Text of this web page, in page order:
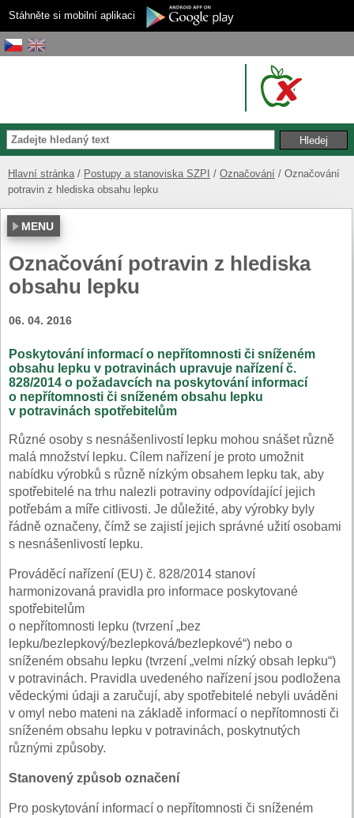
Stáhněte si mobilní aplikaci
Hlavní stránka Postupy a stanoviska SZPI Označování
Označování
potravin z hlediska obsahu lepku
MENU
Označování potravin z hlediska
obsahu lepku
06. 04. 2016
Poskytování informací o nepřítomnosti či sníženém
obsahu lepku v potravinách upravuje nařízení č.
828/2014 o požadavcích na poskytování informací
o nepřítomnosti či sníženém obsahu lepku
v potravinách spotřebitelům
Různé osoby s nesnášenlivostí lepku mohou snášet různě
malá množství lepku. Cílem nařízení je proto umožnit
nabídku výrobků s různě nízkým obsahem lepku tak, aby
spotřebitelé na trhu nalezli potraviny odpovídající jejich
potřebám a míře citlivosti. Je důležité, aby výrobky byly
řádně označeny, čímž se zajistí jejich správné užití osobami
s nesnášenlivostí lepku.
Prováděcí nařízení (EU) č. 828/2014 stanoví
harmonizovaná pravidla pro informace poskytované
spotřebitelům
o nepřítomnosti lepku (tvrzení „bez
lepku/bezlepkový/bezlepková/bezlepkové“) nebo o
sníženém obsahu lepku (tvrzení „velmi nízký obsah lepku“)
v potravinách. Pravidla uvedeného nařízení jsou podložena
vědeckými údaji a zaručují, aby spotřebitelé nebyli uváděni
v omyl nebo mateni na základě informací o nepřítomnosti či
sníženém obsahu lepku v potravinách, poskytnutých
různými způsoby.
Stanovený způsob označení
Pro poskytování informací o nepřítomnosti či sníženém